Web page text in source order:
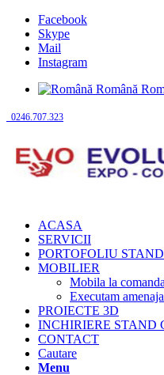
Facebook
Skype
Mail
Instagram
Română
0246.707.323
ACASA
SERVICII
PORTOFOLIU
MOBILIER
Mobila la
Executam
PROIECTE 3D
INCHIRIERE STAND
CONTACT
Cautare
Menu